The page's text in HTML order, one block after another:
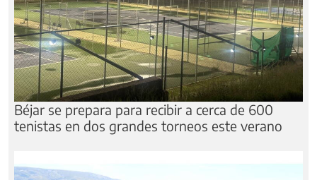
Béjar se prepara para recibir a cerca de 600
tenistas en dos grandes torneos este verano